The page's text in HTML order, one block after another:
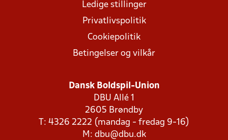
Ledige stillinger
Privatlivspolitik
Cookiepolitik
Betingelser og vilkår
Dansk Boldspil-Union
DBU Allé 1
2605 Brøndby
T: 4326 2222 (mandag - fredag 9-16)
M: dbu@dbu.dk